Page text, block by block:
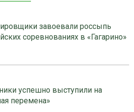
завоевали россыпь
соревнованиях в «Гагарино»
успешно выступили на
перемена»